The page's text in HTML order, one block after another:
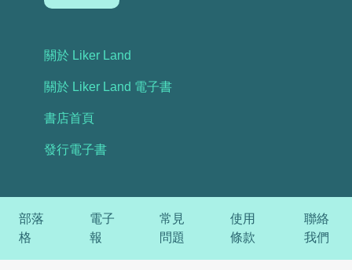
關於 Liker Land
關於 Liker Land 電子書
書店首頁
發行電子書
部落
格
電子
報
常見
問題
使用
條款
聯絡
我們